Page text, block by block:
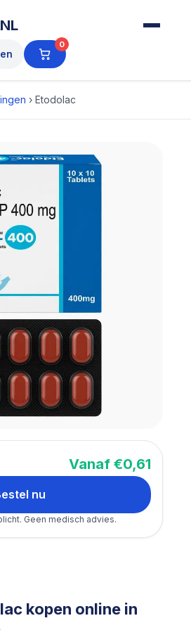
0
› Etodolac
Vanaf €0,61
nu
Geen medisch advies.
kopen online in